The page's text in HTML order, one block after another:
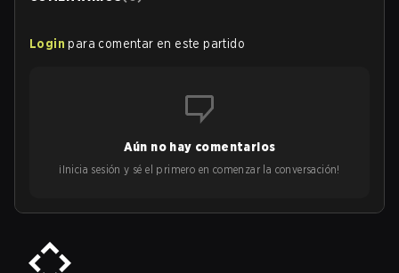
Login para comentar en este partido
Aún no hay comentarios
¡Inicia sesión y sé el primero en comenzar la conversación!